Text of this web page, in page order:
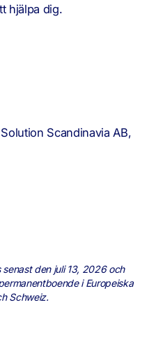
hjälpa dig.
Scandinavia AB,
den juli 13, 2026 och
i Europeiska
Schweiz.